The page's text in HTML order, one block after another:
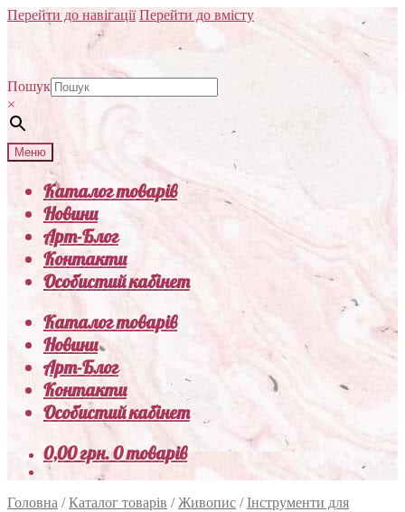
Перейти до навігації Перейти до вмісту
Пошук
×
Меню
Каталог товарів
Новини
Арт-Блог
Контакти
Особистий кабінет
Каталог товарів
Новини
Арт-Блог
Контакти
Особистий кабінет
0,00грн.0 товарів
Головна /Каталог товарів /Живопис /Інструменти для